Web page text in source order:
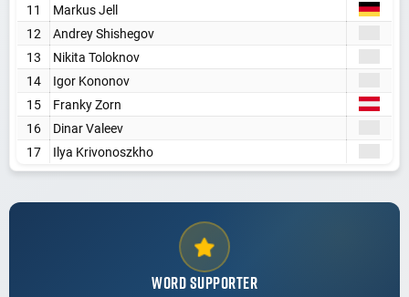
11
Markus Jell
12
Andrey Shishegov
13
Nikita Toloknov
14
Igor Kononov
15
Franky Zorn
16
Dinar Valeev
17
Ilya Krivonoszkho
WORD SUPPORTER